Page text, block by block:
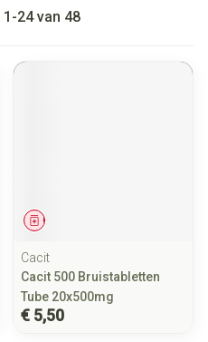
1 -24van 48
Geneesmiddel
Cacit
Cacit 500 Bruistabletten
Tube 20x500mg
€ 5,50